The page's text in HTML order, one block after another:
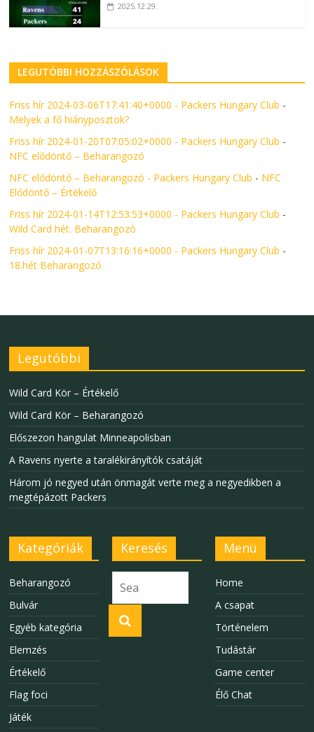
2025.12.29.
LEGUTÓBBI HOZZÁSZÓLÁSOK
Friss hír 2024-03-06T17:41:40+0000 - Packers Hungary Club -
Melyek a fő hiányposztok?
Friss hír 2024-01-20T07:05:02+0000 - Packers Hungary Club -
NFC elődöntő – Beharangozó
NFC elődöntő – Beharangozó - Packers Hungary Club - NFC
Elődöntő – Értékelő
Friss hír 2024-01-14T12:53:53+0000 - Packers Hungary Club -
Wild Card hét. Beharangozó
Friss hír 2024-01-07T13:16:16+0000 - Packers Hungary Club -
18.hét Beharangozó
Legutóbbi
Wild Card Kör – Értékelő
Wild Card Kör – Beharangozó
Előszezon hangulat Minneapolisban
A Ravens nyerte a taralékirányítók csatáját
Három jó negyed után önmagát verte meg a negyedikben a
megtépázott Packers
Kategóriák
Beharangozó
Bulvár
Egyéb kategória
Elemzés
Értékelő
Flag foci
Játék
Keresés Menü
Home
A csapat
Történelem
Tudástár
Game center
Élő Chat